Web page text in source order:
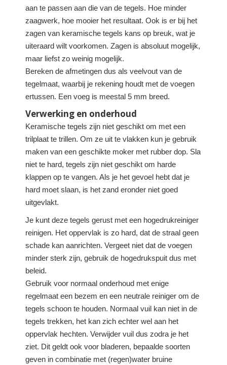
aan te passen aan die van de tegels. Hoe minder
zaagwerk, hoe mooier het resultaat. Ook is er bij het
zagen van keramische tegels kans op breuk, wat je
uiteraard wilt voorkomen. Zagen is absoluut mogelijk,
maar liefst zo weinig mogelijk.
Bereken de afmetingen dus als veelvout van de
tegelmaat, waarbij je rekening houdt met de voegen
ertussen. Een voeg is meestal 5 mm breed.
Verwerking en onderhoud
Keramische tegels zijn niet geschikt om met een
trilplaat te trillen. Om ze uit te vlakken kun je gebruik
maken van een geschikte moker met rubber dop. Sla
niet te hard, tegels zijn niet geschikt om harde
klappen op te vangen. Als je het gevoel hebt dat je
hard moet slaan, is het zand eronder niet goed
uitgevlakt.
Je kunt deze tegels gerust met een hogedrukreiniger
reinigen. Het oppervlak is zo hard, dat de straal geen
schade kan aanrichten. Vergeet niet dat de voegen
minder sterk zijn, gebruik de hogedrukspuit dus met
beleid.
Gebruik voor normaal onderhoud met enige
regelmaat een bezem en een neutrale reiniger om de
tegels schoon te houden. Normaal vuil kan niet in de
tegels trekken, het kan zich echter wel aan het
oppervlak hechten. Verwijder vuil dus zodra je het
ziet. Dit geldt ook voor bladeren, bepaalde soorten
geven in combinatie met (regen)water bruine